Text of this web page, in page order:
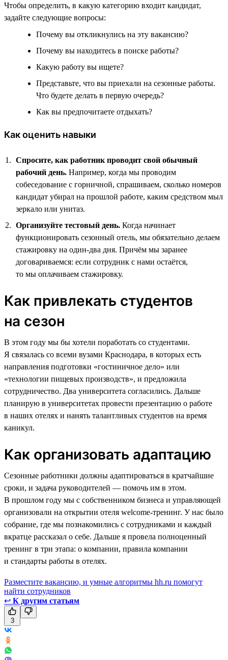
Чтобы определить, в какую категорию входит кандидат,
задайте следующие вопросы:
Почему вы откликнулись на эту вакансию?
Почему вы находитесь в поиске работы?
Какую работу вы ищете?
Представьте, что вы приехали на сезонные работы.
Что будете делать в первую очередь?
Как вы предпочитаете отдыхать?
Как оценить навыки
Спросите, как работник проводит свой обычный
рабочий день. Например, когда мы проводим
собеседование с горничной, спрашиваем, сколько номеров
кандидат убирал на прошлой работе, каким средством мыл
зеркало или унитаз.
Организуйте тестовый день. Когда начинает
функционировать сезонный отель, мы обязательно делаем
стажировку на один-два дня. Причём мы заранее
договариваемся: если сотрудник с нами остаётся,
то мы оплачиваем стажировку.
Как привлекать студентов
на сезон
В этом году мы бы хотели поработать со студентами.
Я связалась со всеми вузами Краснодара, в которых есть
направления подготовки «гостиничное дело» или
«технологии пищевых производств», и предложила
сотрудничество. Два университета согласились. Дальше
планирую в университетах провести презентацию о работе
в наших отелях и нанять талантливых студентов на время
каникул.
Как организовать адаптацию
Сезонные работники должны адаптироваться в кратчайшие
сроки, и задача руководителей — помочь им в этом.
В прошлом году мы с собственником бизнеса и управляющей
организовали на открытии отеля welcome-тренинг. У нас было
собрание, где мы познакомились с сотрудниками и каждый
вкратце рассказал о себе. Дальше я провела полноценный
тренинг в три этапа: о компании, правила компании
и стандарты работы в отелях.
Разместите вакансию, и умные алгоритмы hh.ru помогут
найти сотрудников
↩ К другим статьям
3